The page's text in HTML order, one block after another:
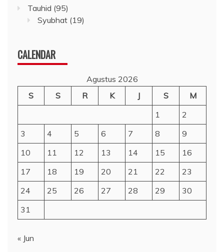
Tauhid (95)
Syubhat (19)
CALENDAR
Agustus 2026
S
S R K J S
M
1
2
3
4 5 6 7 8
9
10
11 12 13 14 15
16
17
18 19 20 21 22
23
24
25 26 27 28 29
30
31
« Jun